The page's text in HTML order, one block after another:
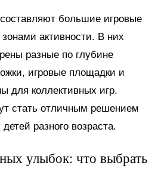
большие игровые
активности. В них
разные по глубине
игровые площадки и
для коллективных игр.
стать отличным решением
разного возраста.
улыбок: что выбрать